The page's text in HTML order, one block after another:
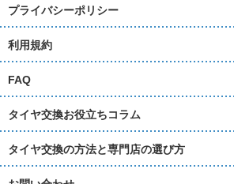
プライバシーポリシー
利用規約
FAQ
タイヤ交換お役立ちコラム
タイヤ交換の方法と専門店の選び方